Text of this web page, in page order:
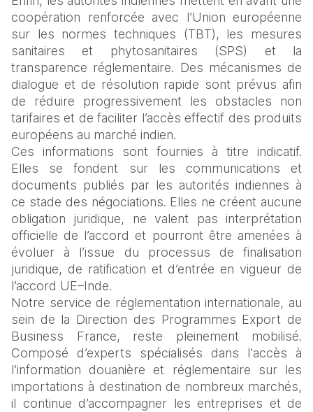
coopération renforcée avec l’Union européenne
sur les normes techniques (TBT), les mesures
sanitaires et phytosanitaires (SPS) et la
transparence réglementaire. Des mécanismes de
dialogue et de résolution rapide sont prévus afin
de réduire progressivement les obstacles non
tarifaires et de faciliter l’accès effectif des produits
européens au marché indien.
Ces informations sont fournies à titre indicatif.
Elles se fondent sur les communications et
documents publiés par les autorités indiennes à
ce stade des négociations. Elles ne créent aucune
obligation juridique, ne valent pas interprétation
officielle de l’accord et pourront être amenées à
évoluer à l’issue du processus de finalisation
juridique, de ratification et d’entrée en vigueur de
l’accord UE–Inde.
Notre service de réglementation internationale, au
sein de la Direction des Programmes Export de
Business France, reste pleinement mobilisé.
Composé d’experts spécialisés dans l'accès à
l’information douanière et réglementaire sur les
importations à destination de nombreux marchés,
il continue d’accompagner les entreprises et de